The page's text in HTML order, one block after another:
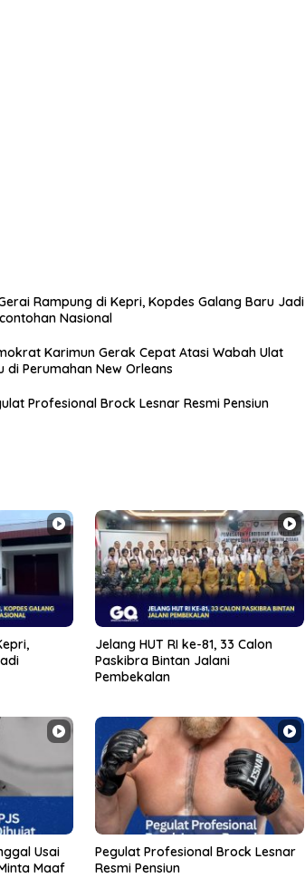
Rampung di Kepri, Kopdes Galang Baru Jadi
Nasional
Karimun Gerak Cepat Atasi Wabah Ulat
di Perumahan New Orleans
Profesional Brock Lesnar Resmi Pensiun
Jelang HUT RI ke-81, 33 Calon
Paskibra Bintan Jalani
Pembekalan
Usai
Maaf
Pegulat Profesional Brock Lesnar
Resmi Pensiun